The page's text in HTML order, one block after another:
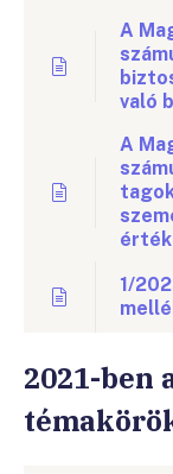
A
való
A
1/
2021-ben